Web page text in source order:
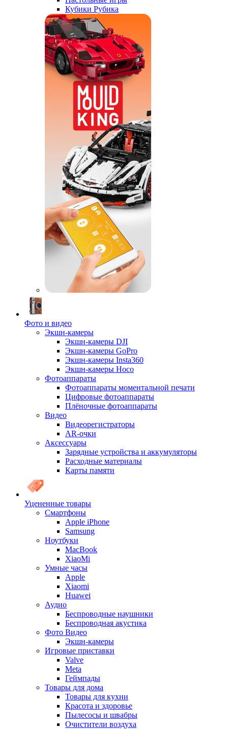
Кубики Рубика
Фото и видео
Экшн-камеры
Экшн-камеры DJI
Экшн-камеры GoPro
Экшн-камеры Insta360
Экшн-камеры Hoco
Фотоаппараты
Фотоаппараты моментальной печати
Цифровые фотоаппараты
Плёночные фотоаппараты
Видео
Видеорегистраторы
AR-очки
Аксессуары
Зарядные устройства и аккумуляторы
Расходные материалы
Карты памяти
Уцененные товары
Cмартфоны
Apple iPhone
Samsung
Ноутбуки
MacBook
XiaoMi
Умные часы
Apple
Xiaomi
Huawei
Аудио
Беспроводные наушники
Беспроводная акустика
Фото Видео
Экшн-камеры
Игровые приставки
Valve
Meta
Геймпады
Товары для дома
Товары для кухни
Красота и здоровье
Пылесосы и швабры
Очистители воздуха